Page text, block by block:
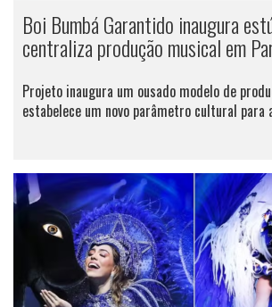
Boi Bumbá Garantido inaugura
centraliza produção musical em
Projeto inaugura um ousado modelo de
estabelece um novo parâmetro cultural para